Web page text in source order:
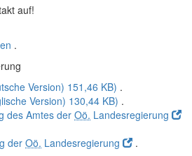
auf!
.
Version) 151,46 KB) .
Version) 130,44 KB) .
des Amtes der Oö. Landesregierung
der Oö. Landesregierung
.